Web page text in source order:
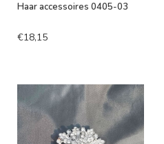
Haar accessoires 0405-03
€18,15